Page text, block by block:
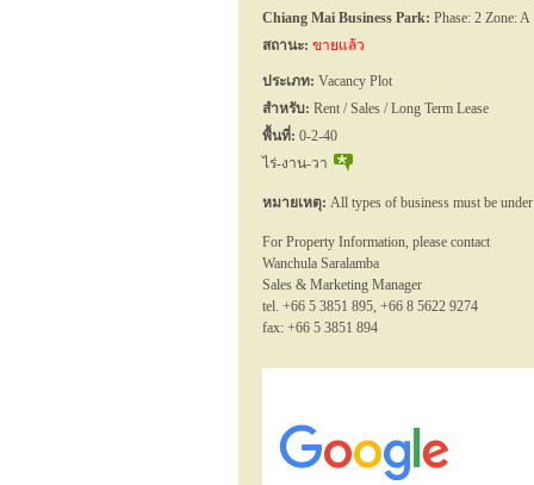
Chiang Mai Business Park: Phase: 2 Zone: A
สถานะ: ขายแล้ว
ประเภท: Vacancy Plot
สำหรับ: Rent / Sales / Long Term Lease
พื้นที่: 0-2-40
ไร่-งาน-วา
หมายเหตุ: All types of business must be
For Property Information, please contact
Wanchula Saralamba
Sales & Marketing Manager
tel. +66 5 3851 895, +66 8 5622 9274
fax: +66 5 3851 894